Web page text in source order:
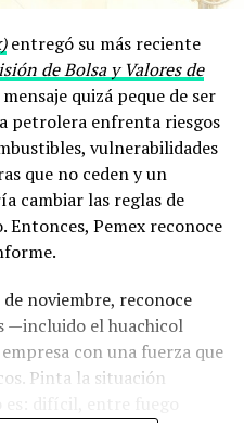
entregó su más reciente
de Bolsa y Valores de
quizá peque de ser
petrolera enfrenta riesgos
vulnerabilidades
que no ceden y un
cambiar las reglas de
Pemex reconoce
noviembre, reconoce
—incluido el huachicol
con una fuerza que
Pinta la situación